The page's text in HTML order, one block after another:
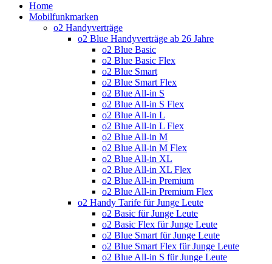
Home
Mobilfunkmarken
o2 Handyverträge
o2 Blue Handyverträge ab 26 Jahre
o2 Blue Basic
o2 Blue Basic Flex
o2 Blue Smart
o2 Blue Smart Flex
o2 Blue All-in S
o2 Blue All-in S Flex
o2 Blue All-in L
o2 Blue All-in L Flex
o2 Blue All-in M
o2 Blue All-in M Flex
o2 Blue All-in XL
o2 Blue All-in XL Flex
o2 Blue All-in Premium
o2 Blue All-in Premium Flex
o2 Handy Tarife für Junge Leute
o2 Basic für Junge Leute
o2 Basic Flex für Junge Leute
o2 Blue Smart für Junge Leute
o2 Blue Smart Flex für Junge Leute
o2 Blue All-in S für Junge Leute